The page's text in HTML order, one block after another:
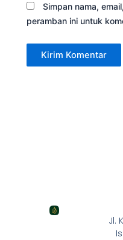
Simpan nama,
peramban ini untuk
Jl.